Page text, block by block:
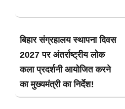
बिहार संग्रहालय स्थापना दिवस
2027 पर अंतर्राष्ट्रीय लोक
कला प्रदर्शनी आयोजित करने
का मुख्यमंत्री का निर्देश!